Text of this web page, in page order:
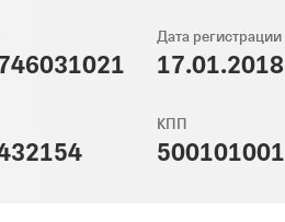
Дата регистрации
17.01.2018
КПП
500101001